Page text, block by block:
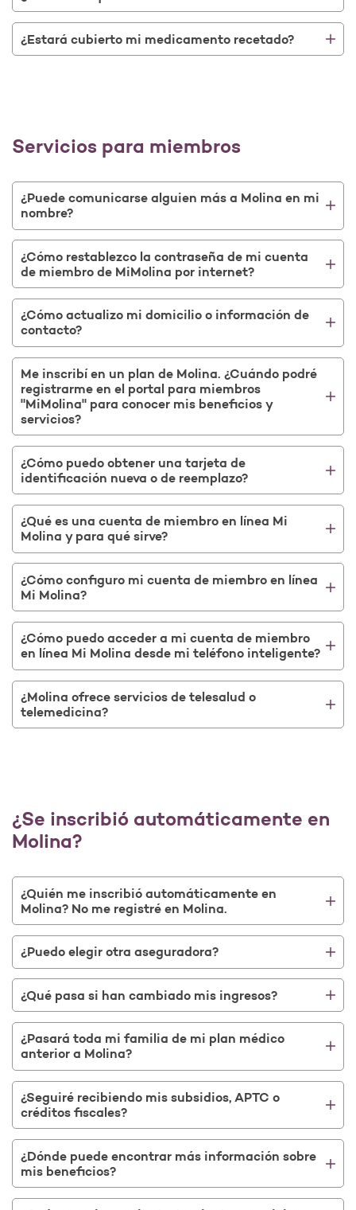
¿Estará cubierto mi medicamento recetado?
Servicios para miembros
¿Puede comunicarse alguien más a Molina en mi
nombre?
¿Cómo restablezco la contraseña de mi cuenta
de miembro de MiMolina por internet?
¿Cómo actualizo mi domicilio o información de
contacto?
Me inscribí en un plan de Molina. ¿Cuándo podré
registrarme en el portal para miembros
"MiMolina" para conocer mis beneficios y
servicios?
¿Cómo puedo obtener una tarjeta de
identificación nueva o de reemplazo?
¿Qué es una cuenta de miembro en línea Mi
Molina y para qué sirve?
¿Cómo configuro mi cuenta de miembro en línea
Mi Molina?
¿Cómo puedo acceder a mi cuenta de miembro
en línea Mi Molina desde mi teléfono inteligente?
¿Molina ofrece servicios de telesalud o
telemedicina?
¿Se inscribió automáticamente en
Molina?
¿Quién me inscribió automáticamente en
Molina? No me registré en Molina.
¿Puedo elegir otra aseguradora?
¿Qué pasa si han cambiado mis ingresos?
¿Pasará toda mi familia de mi plan médico
anterior a Molina?
¿Seguiré recibiendo mis subsidios, APTC o
créditos fiscales?
¿Dónde puede encontrar más información sobre
mis beneficios?